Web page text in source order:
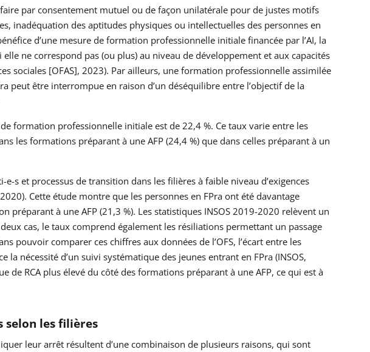
par consentement mutuel ou de façon unilatérale pour de justes motifs
inadéquation des aptitudes physiques ou intellectuelles des personnes en
d’une mesure de formation professionnelle initiale financée par l’AI, la
ne correspond pas (ou plus) au niveau de développement et aux capacités
sociales [OFAS], 2023). Par ailleurs, une formation professionnelle assimilée
peut être interrompue en raison d’un déséquilibre entre l’objectif de la
formation professionnelle initiale est de 22,4 %. Ce taux varie entre les
les formations préparant à une AFP (24,4 %) que dans celles préparant à un
s et processus de transition dans les filières à faible niveau d’exigences
Cette étude montre que les personnes en FPra ont été davantage
préparant à une AFP (21,3 %). Les statistiques INSOS 2019-2020 relèvent un
cas, le taux comprend également les résiliations permettant un passage
pouvoir comparer ces chiffres aux données de l’OFS, l’écart entre les
la nécessité d’un suivi systématique des jeunes entrant en FPra (INSOS,
de RCA plus élevé du côté des formations préparant à une AFP, ce qui est à
selon les filières
leur arrêt résultent d’une combinaison de plusieurs raisons, qui sont